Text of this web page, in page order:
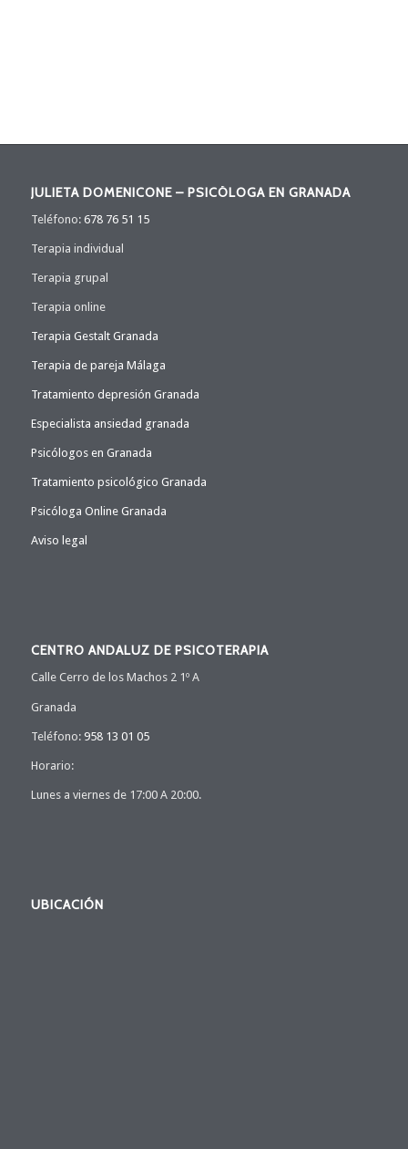
JULIETA DOMENICONE – PSICÓLOGA EN GRANADA
Teléfono: 678 76 51 15
Terapia individual
Terapia grupal
Terapia online
Terapia Gestalt Granada
Terapia de pareja Málaga
Tratamiento depresión Granada
Especialista ansiedad granada
Psicólogos en Granada
Tratamiento psicológico Granada
Psicóloga Online Granada
Aviso legal
CENTRO ANDALUZ DE PSICOTERAPIA
Calle Cerro de los Machos 2 1º A
Granada
Teléfono: 958 13 01 05
Horario:
Lunes a viernes de 17:00 A 20:00.
UBICACIÓN